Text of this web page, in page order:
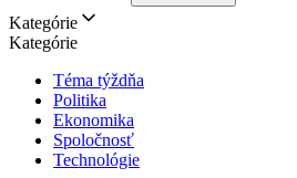
Kategórie
Kategórie
Téma týždňa
Politika
Ekonomika
Spoločnosť
Technológie